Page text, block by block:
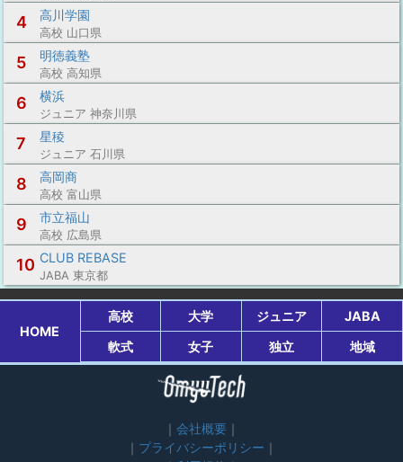
4 高川学園
高校 山口県
5 明徳義塾
高校 高知県
6 横浜
ジュニア 神奈川県
7 星稜
ジュニア 石川県
8 高岡商
高校 富山県
9 市立福山
高校 広島県
10 CLUB REBASE
JABA 東京都
HOME
高校 大学 ジュニア
JABA
軟式
女子 独立 地域
会社概要
プライバシーポリシー